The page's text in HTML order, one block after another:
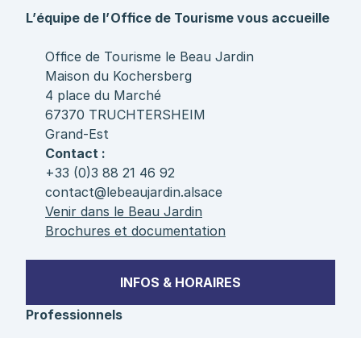
L’équipe de l’Office de Tourisme vous accueille
Office de Tourisme le Beau Jardin
Maison du Kochersberg
4 place du Marché
67370 TRUCHTERSHEIM
Grand-Est
Contact :
+33 (0)3 88 21 46 92
contact@lebeaujardin.alsace
Venir dans le Beau Jardin
Brochures et documentation
INFOS & HORAIRES
Professionnels